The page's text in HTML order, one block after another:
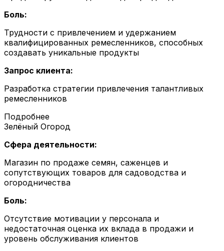
Боль:
Трудности с привлечением и удержанием
квалифицированных ремесленников, способных
создавать уникальные продукты
Запрос клиента:
Разработка стратегии привлечения талантливых
ремесленников
Подробнее
Зелёный Огород
Сфера деятельности:
Магазин по продаже семян, саженцев и
сопутствующих товаров для садоводства и
огородничества
Боль:
Отсутствие мотивации у персонала и
недостаточная оценка их вклада в продажи и
уровень обслуживания клиентов